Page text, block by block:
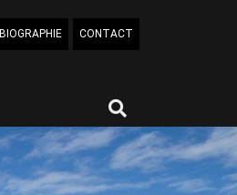
BIOGRAPHIE CONTACT